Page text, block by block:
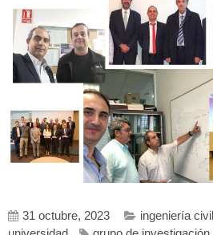
31 octubre, 2023 ingeniería civil